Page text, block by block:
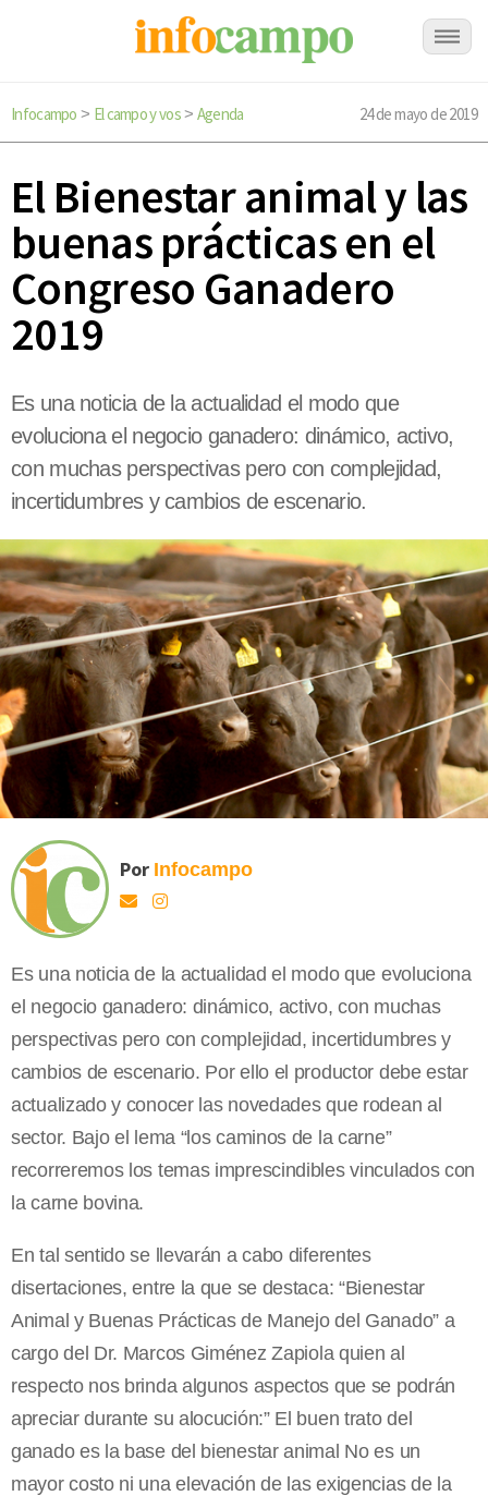
Infocampo > El campo y vos> Agenda 24 de mayo de 2019
El Bienestar animal y las
buenas prácticas en el
Congreso Ganadero
2019
Es una noticia de la actualidad el modo que
evoluciona el negocio ganadero: dinámico, activo,
con muchas perspectivas pero con complejidad,
incertidumbres y cambios de escenario.
Por Infocampo
Es una noticia de la actualidad el modo que evoluciona
el negocio ganadero: dinámico, activo, con muchas
perspectivas pero con complejidad, incertidumbres y
cambios de escenario. Por ello el productor debe estar
actualizado y conocer las novedades que rodean al
sector. Bajo el lema “los caminos de la carne”
recorreremos los temas imprescindibles vinculados con
la carne bovina.
En tal sentido se llevarán a cabo diferentes
disertaciones, entre la que se destaca: “Bienestar
Animal y Buenas Prácticas de Manejo del Ganado” a
cargo del Dr. Marcos Giménez Zapiola quien al
respecto nos brinda algunos aspectos que se podrán
apreciar durante su alocución:” El buen trato del
ganado es la base del bienestar animal No es un
mayor costo ni una elevación de las exigencias de la